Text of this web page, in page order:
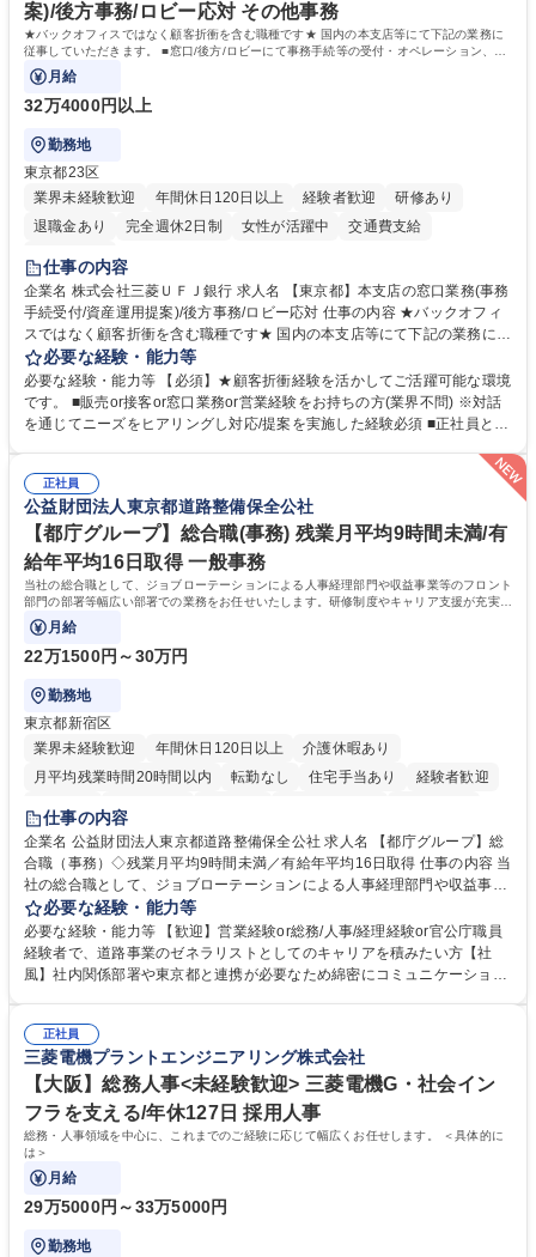
案)/後方事務/ロビー応対 その他事務
★バックオフィスではなく顧客折衝を含む職種です★ 国内の本支店等にて下記の業務に
従事していただきます。 ■窓口/後方/ロビーにて事務手続等の受付・オペレーション、お
客様対応
月給
32万4000円以上
勤務地
東京都23区
業界未経験歓迎
年間休日120日以上 経験者歓迎
研修あり
退職金あり
完全週休2日制 女性が活躍中
交通費支給
土日祝休み
仕事の内容
企業名 株式会社三菱ＵＦＪ銀行 求人名 【東京都】本支店の窓口業務(事務
手続受付/資産運用提案)/後方事務/ロビー応対 仕事の内容 ★バックオフィ
スではなく顧客折衝を含む職種です★ 国内の本支店等にて下記の業務に従
事していただきます。 ■窓口/後方/ロビーにて事務手続等の受付・オペレ
ーション、お客様対応 ■窓口にて、ご来店された個人のお客様に対して金
融商品のご提案 ■効率的な事務運用の検討・構築等 ≪業務紹介：ご応募前
に必ずご覧ください≫ ※記事 https://www.mysite.bk.mufg.jp/career/circle/
必要な経験・能力等
必要な経験・能力等 【必須】★顧客折衝経験を活かしてご活躍可能な環境
です。 ■販売or接客or窓口業務or営業経験をお持ちの方(業界不問) ※対話
を通じてニーズをヒアリングし対応/提案を実施した経験必須 ■正社員とし
事務経験 ■金融商品の提案・販売経験 ≪魅力≫研修やOJT環境が整ってい
るので安心して入行いただけます。 幅広いキャリアの選択肢があり、公募
や社内副業等を活用し、 一人ひとりが挑戦できるカルチャーが浸透してい
ます。 学歴・資格 学歴：大学院 大学 高専 短大 専修学校 高校 語学力：
資格：
正社員
公益財団法人東京都道路整備保全公社
【都庁グループ】総合職(事務) 残業月平均9時間未満/有
給年平均16日取得 一般事務
当社の総合職として、ジョブローテーションによる人事経理部門や収益事業等のフロント
部門の部署等幅広い部署での業務をお任せいたします。研修制度やキャリア支援が充実し
ております！ ※下記業務詳細
月給
22万1500円～30万円
勤務地
東京都新宿区
業界未経験歓迎
年間休日120日以上
介護休暇あり
月平均残業時間20時間以内
転勤なし 住宅手当あり
経験者歓迎
研修あり
退職金あり
駅近5分以内
資格取得手当あり 食事補助あり
仕事の内容
企業名 公益財団法人東京都道路整備保全公社 求人名 【都庁グループ】総
合職（事務）◇残業月平均9時間未満／有給年平均16日取得 仕事の内容 当
社の総合職として、ジョブローテーションによる人事経理部門や収益事業
等のフロント部門の部署等幅広い部署での業務をお任せいたします。研修
制度やキャリア支援が充実しております！ ※下記業務詳細 【業務詳細】■
管理部門：広報、人事、経理など当公社の運営に係る管理業務 ■収益部
門：駐車場の新規開拓、管理運営、新宿駅西口広場の「イベントコーナ
道路施設や道路工事現場の見学ツアー事業 ※入社後は上記いずれかの部門
へ配属。※業務内容変更の範囲：会社の定める業務 募集職種 【都庁グル
ープ】総合職（事務）◇残業月平均9時間未満／有給年平均16日取得
必要な経験・能力等
必要な経験・能力等 【歓迎】営業経験or総務/人事/経理経験or官公庁職員
経験者で、道路事業のゼネラリストとしてのキャリアを積みたい方【社
風】社内関係部署や東京都と連携が必要なため綿密にコミュニケーション
部門など多岐に渡る業務を経験できます。 ■様々なプロジェクト：駐車場
事業の他、新宿駅西口広場内に設置された照明を兼ねた広告「ブライトサ
イン」の管理運営を行うなど、事業収益を生み出す活動を積極的に行って
います。 学歴・資格 学歴：大学院 大学 高専 短大 専修学校 高校 語学力：
資格：
正社員
三菱電機プラントエンジニアリング株式会社
【大阪】総務人事<未経験歓迎> 三菱電機G・社会イン
フラを支える/年休127日 採用人事
総務・人事領域を中心に、これまでのご経験に応じて幅広くお任せします。 ＜具体的に
は＞
月給
29万5000円～33万5000円
勤務地